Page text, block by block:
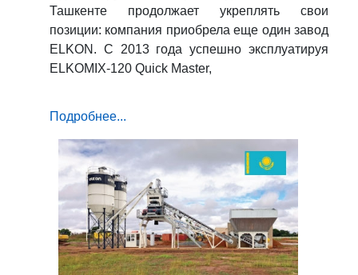
Ташкенте продолжает укреплять свои
позиции: компания приобрела еще один завод
ELKON. С 2013 года успешно эксплуатируя
ELKOMIX-120 Quick Master,
Подробнее...